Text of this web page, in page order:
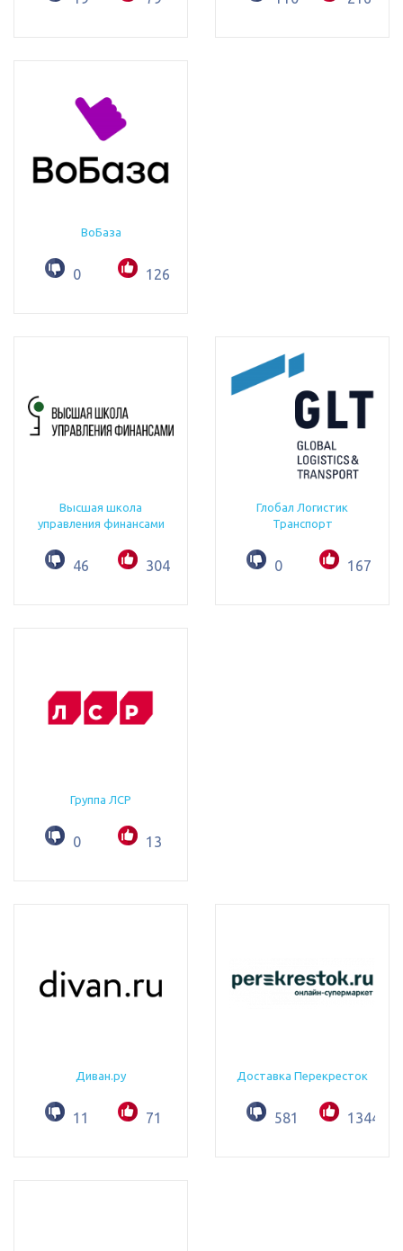
ВоБаза
0 126
Высшая школа
управления финансами
46 304
Глобал Логистик
Транспорт
0 167
Группа ЛСР
0 13
Диван.ру
11 71
Доставка Перекресток
581 1344